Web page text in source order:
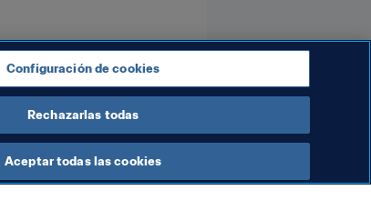
Configuración de cookies
Rechazarlas todas
Aceptar todas las cookies